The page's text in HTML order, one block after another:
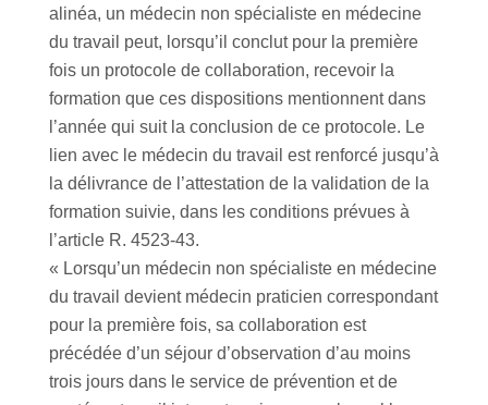
alinéa, un médecin non spécialiste en médecine
du travail peut, lorsqu’il conclut pour la première
fois un protocole de collaboration, recevoir la
formation que ces dispositions mentionnent dans
l’année qui suit la conclusion de ce protocole. Le
lien avec le médecin du travail est renforcé jusqu’à
la délivrance de l’attestation de la validation de la
formation suivie, dans les conditions prévues à
l’article R. 4523-43.
« Lorsqu’un médecin non spécialiste en médecine
du travail devient médecin praticien correspondant
pour la première fois, sa collaboration est
précédée d’un séjour d’observation d’au moins
trois jours dans le service de prévention et de